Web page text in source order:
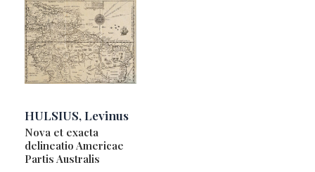
HULSIUS, Levinus
Nova et exacta
delineatio Americae
Partis Australis